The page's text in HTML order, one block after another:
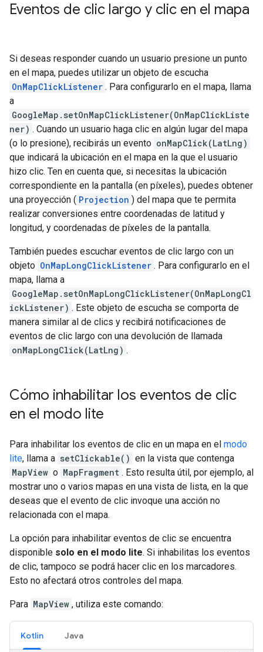
Eventos de clic largo y clic en el mapa
Si deseas responder cuando un usuario presione un punto
en el mapa, puedes utilizar un objeto de escucha
OnMapClickListener . Para configurarlo en el mapa, llama
a
GoogleMap.setOnMapClickListener(OnMapClickListe
ner) . Cuando un usuario haga clic en algún lugar del mapa
(o lo presione), recibirás un evento onMapClick(LatLng)
que indicará la ubicación en el mapa en la que el usuario
hizo clic. Ten en cuenta que, si necesitas la ubicación
correspondiente en la pantalla (en píxeles), puedes obtener
una proyección ( Projection ) del mapa que te permita
realizar conversiones entre coordenadas de latitud y
longitud, y coordenadas de píxeles de la pantalla.
También puedes escuchar eventos de clic largo con un
objeto OnMapLongClickListener . Para configurarlo en el
mapa, llama a
GoogleMap.setOnMapLongClickListener(OnMapLongCl
ickListener) . Este objeto de escucha se comporta de
manera similar al de clics y recibirá notificaciones de
eventos de clic largo con una devolución de llamada
onMapLongClick(LatLng) .
Cómo inhabilitar los eventos de clic
en el modo lite
Para inhabilitar los eventos de clic en un mapa en el modo
lite, llama a setClickable() en la vista que contenga
MapView o MapFragment . Esto resulta útil, por ejemplo, al
mostrar uno o varios mapas en una vista de lista, en la que
deseas que el evento de clic invoque una acción no
relacionada con el mapa.
La opción para inhabilitar eventos de clic se encuentra
disponible solo en el modo lite. Si inhabilitas los eventos
de clic, tampoco se podrá hacer clic en los marcadores.
Esto no afectará otros controles del mapa.
Para MapView , utiliza este comando:
Kotlin Java